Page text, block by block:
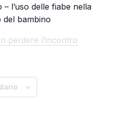
l’uso delle fiabe nella
bambino
perdere l’incontro